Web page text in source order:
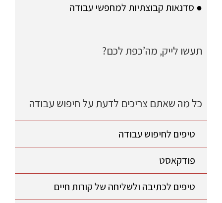
● סדנאות קבוצתיות למחפשי עבודה
תעשו לייק, מה’כפת לכם?
כל מה שאתם צריכים לדעת על חיפוש עבודה
טיפים לחיפוש עבודה
פודקאסט
טיפים לכתיבה ולשליחה של קורות חיים